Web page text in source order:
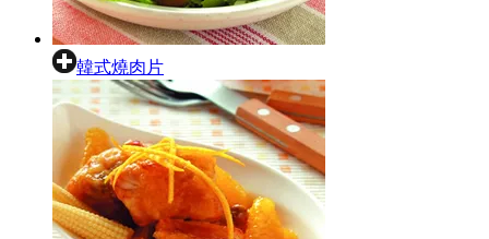
韓式燒肉片